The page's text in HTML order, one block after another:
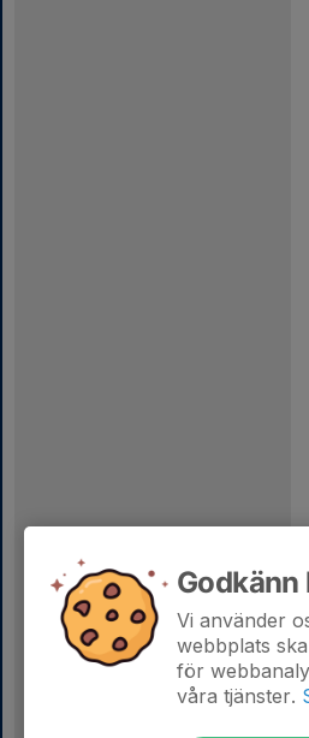
Godkänn
Vi använder
webbplats
för
våra tjänster.